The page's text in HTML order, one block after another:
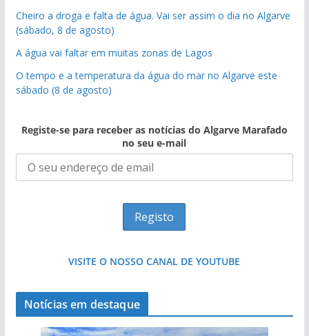
Cheiro a droga e falta de água. Vai ser assim o dia no Algarve
(sábado, 8 de agosto)
A água vai faltar em muitas zonas de Lagos
O tempo e a temperatura da água do mar no Algarve este
sábado (8 de agosto)
Registe-se para receber as notícias do Algarve Marafado
no seu e-mail
VISITE O NOSSO CANAL DE YOUTUBE
Notícias em destaque